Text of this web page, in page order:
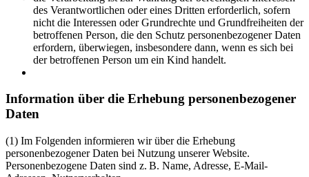
des Verantwortlichen oder eines Dritten erforderlich, sofern
nicht die Interessen oder Grundrechte und Grundfreiheiten der
betroffenen Person, die den Schutz personenbezogener Daten
erfordern, überwiegen, insbesondere dann, wenn es sich bei
der betroffenen Person um ein Kind handelt.
Information über die Erhebung personenbezogener
Daten
(1) Im Folgenden informieren wir über die Erhebung
personenbezogener Daten bei Nutzung unserer Website.
Personenbezogene Daten sind z. B. Name, Adresse, E-Mail-